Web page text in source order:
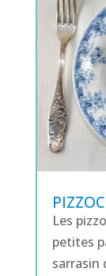
Les
petites
sarrasin